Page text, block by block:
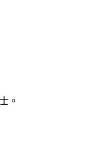
。